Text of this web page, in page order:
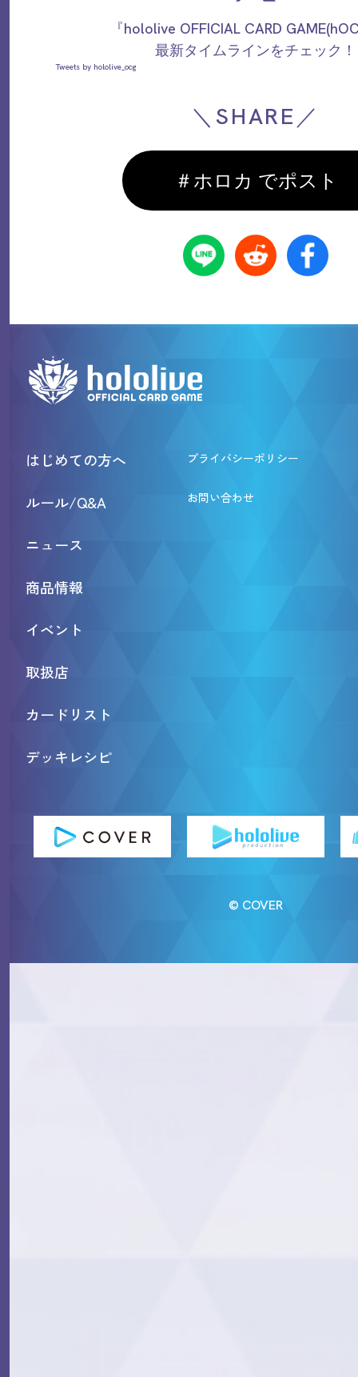
『hololive OFFICIAL CARD
最新タイムラインをチェック！
Tweets by hololive_ocg
＼SHARE／
＃ホロカ でポスト
はじめての方へ
ルール/Q&A
ニュース
商品情報
イベント
取扱店
カードリスト
デッキレシピ
プライバシーポリシー
お問い合わせ
© COVER